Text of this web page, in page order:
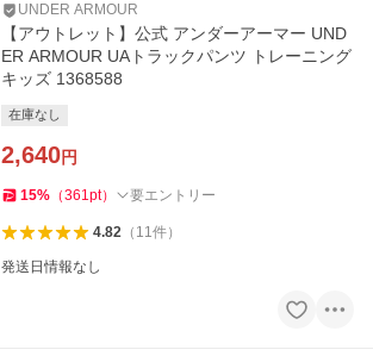
UNDER ARMOUR
【アウトレット】公式 アンダーアーマー UND
ER ARMOUR UAトラックパンツ トレーニング
キッズ 1368588
在庫なし
2,640円
15% （361pt） 要エントリー
4.82（ 11件）
発送日情報なし